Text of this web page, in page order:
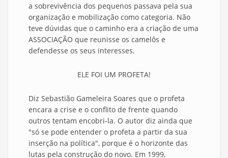
a sobrevivência dos pequenos passava pela sua
organização e mobilização como categoria. Não
teve dúvidas que o caminho era a criação de uma
ASSOCIAÇÃO que reunisse os camelôs e
defendesse os seus interesses.
ELE FOI UM PROFETA!
Diz Sebastião Gameleira Soares que o profeta
encara a crise e o conflito de frente quando
outros tentam encobri-la. O autor diz ainda que
"só se pode entender o profeta a partir da sua
inserção na política", porque é o horizonte das
lutas pela construção do novo. Em 1999,